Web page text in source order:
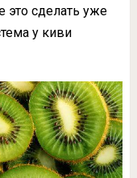
это сделать уже
у киви